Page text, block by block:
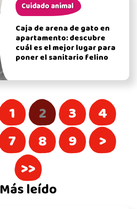
Cuidado animal
Caja de arena de gato en
apartamento: descubre
cuál es el mejor lugar para
poner el sanitario felino
1 2 3
4
7 8 9
>
>>
Más leído